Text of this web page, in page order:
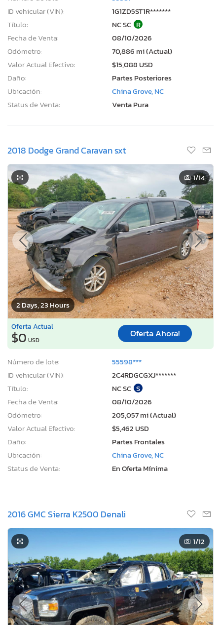
ID vehicular (VIN):
1G1ZD5ST1R*******
Título:
NC SC R
Fecha de Venta:
08/10/2026
Odómetro:
70,886 mi (Actual)
Valor Actual Efectivo:
$15,088 USD
Daño:
Partes Posteriores
Ubicación:
China Grove, NC
Status de Venta:
Venta Pura
2018 Dodge Grand Caravan sxt
2 Days, 23 Hours
1/14
Oferta Actual
$0 USD
Oferta Ahora!
Número de lote:
55598***
ID vehicular (VIN):
2C4RDGCGXJ*******
Título:
NC SC S
Fecha de Venta:
08/10/2026
Odómetro:
205,057 mi (Actual)
Valor Actual Efectivo:
$5,462 USD
Daño:
Partes Frontales
Ubicación:
China Grove, NC
Status de Venta:
En Oferta Mínima
2016 GMC Sierra K2500 Denali
1/12